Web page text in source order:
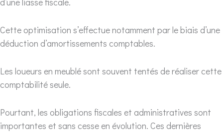
Cette optimisation s’effectue notamment par le biais d’une
déduction d’amortissements comptables.
Les loueurs en meublé sont souvent tentés de réaliser cette
comptabilité seule.
Pourtant, les obligations fiscales et administratives sont
importantes et sans cesse en évolution. Ces dernières